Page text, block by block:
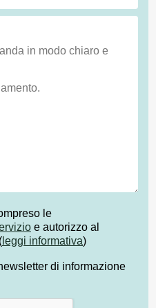
le
e autorizzo al
leggi informativa)
di informazione